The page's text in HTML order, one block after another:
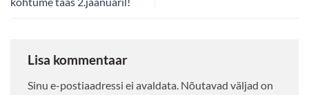
Lisa kommentaar
Sinu e-postiaadressi ei avaldata. Nõutavad väljad on